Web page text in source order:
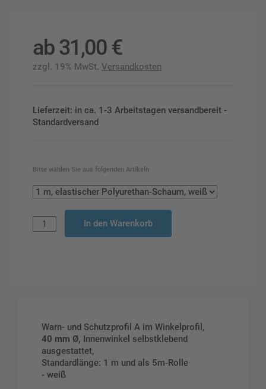
ab31,00 €
zzgl. 19% MwSt. Versandkosten
Lieferzeit: in ca. 1-3 Arbeitstagen versandbereit -
Standardversand
Bitte wählen Sie aus folgenden Artikeln
In den Warenkorb
Warn- und Schutzprofil A im Winkelprofil,
40 mm Ø, Innenwinkel selbstklebend
ausgestattet,
Standardlänge: 1 m und als 5m-Rolle
- weiß